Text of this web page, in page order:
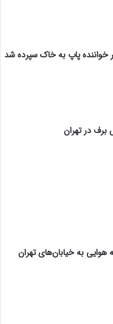
خواننده پاپ به خاک سپرده شد
برف در تهران